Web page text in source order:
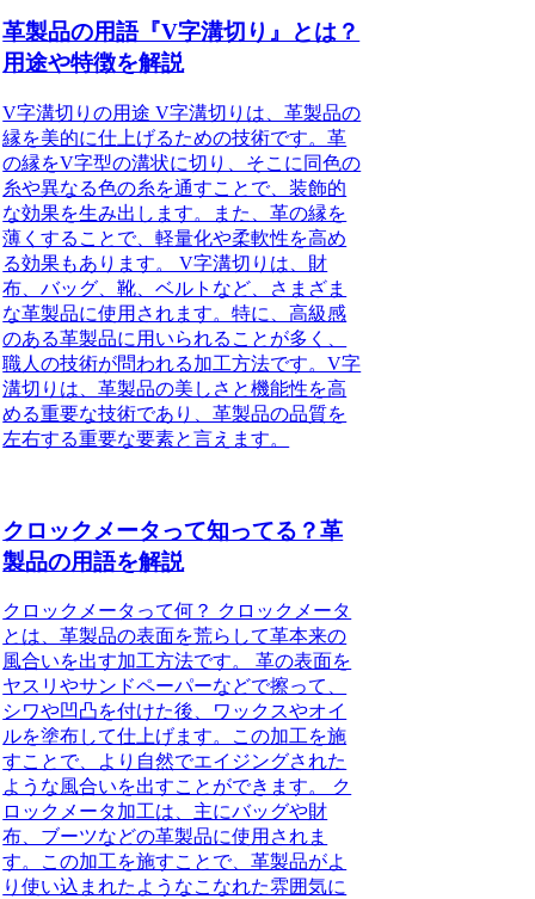
革製品の用語『V字溝切り』とは？
用途や特徴を解説
V字溝切りの用途 V字溝切りは、革製品の
縁を美的に仕上げるための技術です。革
の縁をV字型の溝状に切り、そこに同色の
糸や異なる色の糸を通すことで、装飾的
な効果を生み出します。また、革の縁を
薄くすることで、軽量化や柔軟性を高め
る効果もあります。 V字溝切りは、財
布、バッグ、靴、ベルトなど、さまざま
な革製品に使用されます。特に、高級感
のある革製品に用いられることが多く、
職人の技術が問われる加工方法です。V字
溝切りは、革製品の美しさと機能性を高
める重要な技術であり、革製品の品質を
左右する重要な要素と言えます。
クロックメータって知ってる？革
製品の用語を解説
クロックメータって何？ クロックメータ
とは、革製品の表面を荒らして革本来の
風合いを出す加工方法です。 革の表面を
ヤスリやサンドペーパーなどで擦って、
シワや凹凸を付けた後、ワックスやオイ
ルを塗布して仕上げます。この加工を施
すことで、より自然でエイジングされた
ような風合いを出すことができます。 ク
ロックメータ加工は、主にバッグや財
布、ブーツなどの革製品に使用されま
す。この加工を施すことで、革製品がよ
り使い込まれたようなこなれた雰囲気に